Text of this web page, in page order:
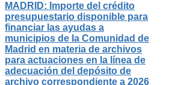
MADRID: Importe del crédito
presupuestario disponible para
financiar las ayudas a
municipios de la Comunidad de
Madrid en materia de archivos
para actuaciones en la línea de
adecuación del depósito de
archivo correspondiente a 2026